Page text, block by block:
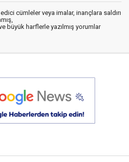
cümleler veya imalar, inançlara saldırı
büyük harflerle yazılmış yorumlar